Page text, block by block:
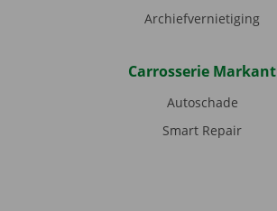
Archiefvernietiging
Carrosserie Markant
Autoschade
Smart Repair